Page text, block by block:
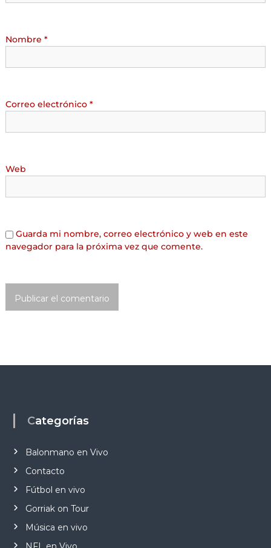
Nombre *
Correo electrónico *
Web
Guarda mi nombre, correo electrónico y web en este
navegador para la próxima vez que comente.
Categorías
Balonmano en Vivo
Contacto
Fútbol en vivo
Gorriak on Tour
Música en vivo